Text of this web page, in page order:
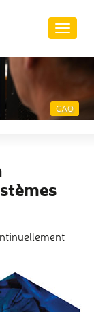
Toggle
CAO